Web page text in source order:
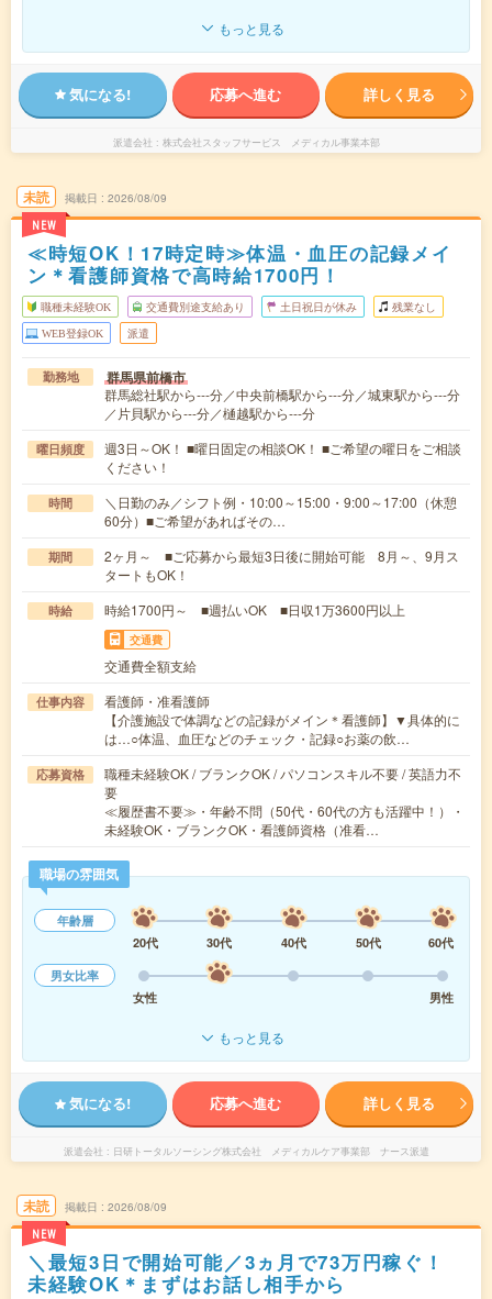
もっと見る
気になる! 応募へ進む 詳しく見る
派遣会社 株式会社スタッフサービス メディカル事業本部
未読
NEW
掲載日 2026/08/09
≪時短OK！17時定時≫体温・血圧の記録メイ
ン＊看護師資格で高時給1700円！
職種未経験OK 交通費別途支給あり 土日祝日が休み 残業なし
WEB登録OK 派遣
勤務地 群馬県前橋市
群馬総社駅から---分／中央前橋駅から---分／城東駅から---分
／片貝駅から---分／樋越駅から---分
曜日頻度
週3日～OK！ ■曜日固定の相談OK！ ■ご希望の曜日をご相談
ください！
時間
＼日勤のみ／シフト例・10:00～15:00・9:00～17:00（休憩
60分）■ご希望があればその…
期間
2ヶ月～ ■ご応募から最短3日後に開始可能 8月～、9月ス
タートもOK！
時給 時給1700円～ ■週払いOK ■日収1万3600円以上
交通費
交通費全額支給
仕事内容
看護師・准看護師
【介護施設で体調などの記録がメイン＊看護師】▼具体的に
は…○体温、血圧などのチェック・記録○お薬の飲…
応募資格
職種未経験OK / ブランクOK / パソコンスキル不要 / 英語力不
要
≪履歴書不要≫・年齢不問（50代・60代の方も活躍中！）・
未経験OK・ブランクOK・看護師資格（准看…
職場の雰囲気
年齢層
20代
30代 40代 50代
60代
男女比率
女性
男性
もっと見る
気になる! 応募へ進む 詳しく見る
派遣会社 日研トータルソーシング株式会社 メディカルケア事業部 ナース派遣
未読
NEW
掲載日 2026/08/09
＼最短3日で開始可能／3ヵ月で73万円稼ぐ！
未経験OK＊まずはお話し相手から